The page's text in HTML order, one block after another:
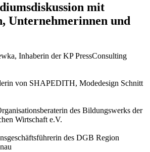
mit
Unternehmerinnen und
Inhaberin der KP PressConsulting
von SHAPEDITH, Modedesign Schnitt
des Bildungswerks der
Wirtschaft e.V.
des DGB Region